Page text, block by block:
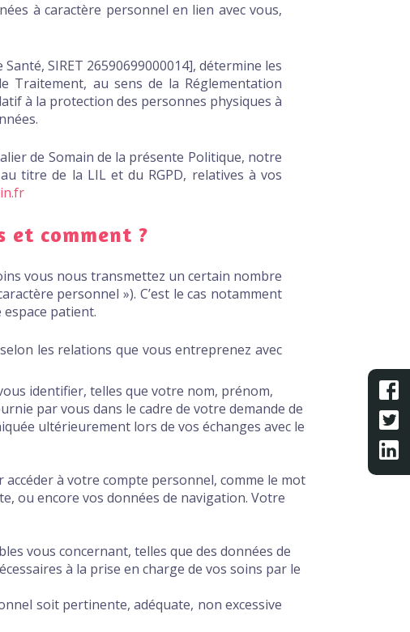
à caractère personnel en lien avec vous,
SIRET 26590699000014], détermine les
Traitement, au sens de la Réglementation
à la protection des personnes physiques à
de Somain de la présente Politique, notre
titre de la LIL et du RGPD, relatives à vos
et comment ?
vous nous transmettez un certain nombre
personnel »). C’est le cas notamment
patient.
les relations que vous entreprenez avec
identifier, telles que votre nom, prénom,
par vous dans le cadre de votre demande de
ultérieurement lors de vos échanges avec le
à votre compte personnel, comme le mot
ou encore vos données de navigation. Votre
vous concernant, telles que des données de
à la prise en charge de vos soins par le
soit pertinente, adéquate, non excessive